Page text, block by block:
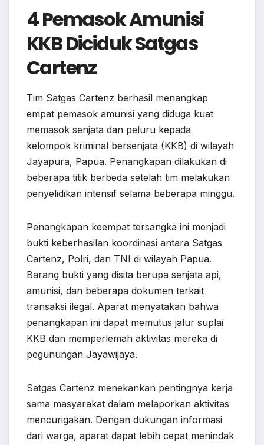
4 Pemasok Amunisi
KKB Diciduk Satgas
Cartenz
Tim Satgas Cartenz berhasil menangkap
empat pemasok amunisi yang diduga kuat
memasok senjata dan peluru kepada
kelompok kriminal bersenjata (KKB) di wilayah
Jayapura, Papua. Penangkapan dilakukan di
beberapa titik berbeda setelah tim melakukan
penyelidikan intensif selama beberapa minggu.
Penangkapan keempat tersangka ini menjadi
bukti keberhasilan koordinasi antara Satgas
Cartenz, Polri, dan TNI di wilayah Papua.
Barang bukti yang disita berupa senjata api,
amunisi, dan beberapa dokumen terkait
transaksi ilegal. Aparat menyatakan bahwa
penangkapan ini dapat memutus jalur suplai
KKB dan memperlemah aktivitas mereka di
pegunungan Jayawijaya.
Satgas Cartenz menekankan pentingnya kerja
sama masyarakat dalam melaporkan aktivitas
mencurigakan. Dengan dukungan informasi
dari warga, aparat dapat lebih cepat menindak